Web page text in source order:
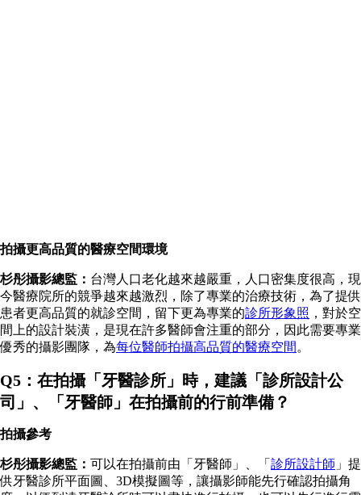
拍攝更高品質的醫療空間環境
杉彤攝影總監： 台灣人口老化越來越嚴重，人口密集度很高，現
今醫療院所的競爭越來越激烈，除了專業的治療技術，為了提供
患者更高品質的就診空間，留下更為專業的診所形象照 ，對於空
間上的設計裝潢，是現在許多醫師會注重的部分，因此需要專業
優秀的攝影團隊，為每位醫師拍攝高品質的醫療空間 。
Q5：在拍攝「牙醫診所」時，建議「診所設計公
司」、「牙醫師」在拍攝前的行前準備？
拍攝參考
杉彤攝影總監： 可以在拍攝前由「牙醫師」、「 診所設計師 」提
供牙醫診所平面圖、3D模擬圖等，讓攝影師能先行確認拍攝角